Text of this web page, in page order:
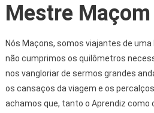
Mestre Maçom
Nós Maçons, somos viajantes de
não cumprimos os quilômetros
nos vangloriar de sermos grandes
os cansaços da viagem e os
achamos que, tanto o Aprendiz como